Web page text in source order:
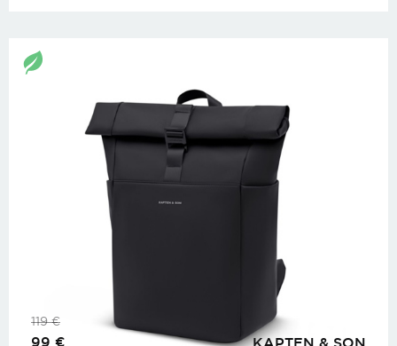
KAPTEN & SON
119€
99 €